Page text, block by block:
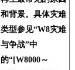
和背景。具体灾难
类型参见“W8灾难
与争战”中
的“[W8000～